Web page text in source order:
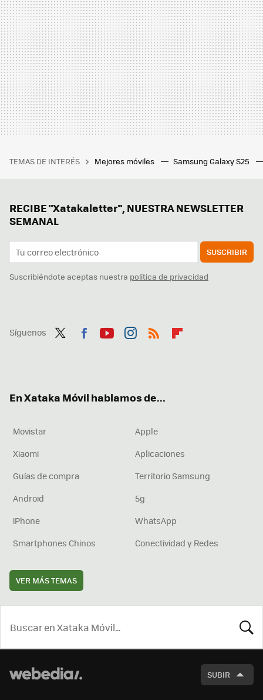
TEMAS DE INTERÉS Mejores móviles Samsung Galaxy S25
RECIBE "Xatakaletter", NUESTRA NEWSLETTER
SEMANAL
SUSCRIBIR
Suscribiéndote aceptas nuestra política de privacidad
Síguenos
En Xataka Móvil hablamos de...
Movistar
Apple
Xiaomi
Aplicaciones
Guías de compra
Territorio Samsung
Android
5g
iPhone
WhatsApp
Smartphones Chinos
Conectividad y Redes
VER MÁS TEMAS
SUBIR